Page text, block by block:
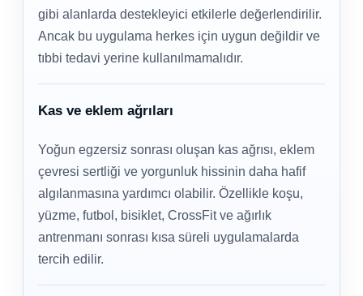
gibi alanlarda destekleyici etkilerle değerlendirilir.
Ancak bu uygulama herkes için uygun değildir ve
tıbbi tedavi yerine kullanılmamalıdır.
Kas ve eklem ağrıları
Yoğun egzersiz sonrası oluşan kas ağrısı, eklem
çevresi sertliği ve yorgunluk hissinin daha hafif
algılanmasına yardımcı olabilir. Özellikle koşu,
yüzme, futbol, bisiklet, CrossFit ve ağırlık
antrenmanı sonrası kısa süreli uygulamalarda
tercih edilir.